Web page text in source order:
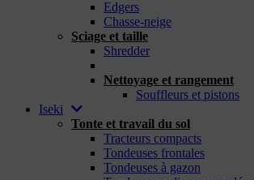
Edgers
Chasse-neige
Sciage et taille
Shredder
Nettoyage et rangement
Souffleurs et pistons
Iseki
Tonte et travail du sol
Tracteurs compacts
Tondeuses frontales
Tondeuses à gazon